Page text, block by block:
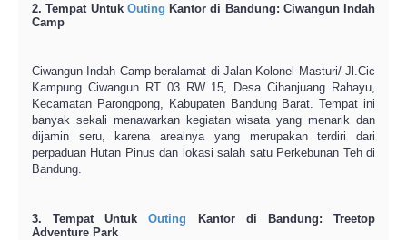
2. Tempat Untuk Outing Kantor di Bandung: Ciwangun Indah
Camp
Ciwangun Indah Camp beralamat di Jalan Kolonel Masturi/ Jl.Cic
Kampung Ciwangun RT 03 RW 15, Desa Cihanjuang Rahayu,
Kecamatan Parongpong, Kabupaten Bandung Barat. Tempat ini
banyak sekali menawarkan kegiatan wisata yang menarik dan
dijamin seru, karena arealnya yang merupakan terdiri dari
perpaduan Hutan Pinus dan lokasi salah satu Perkebunan Teh di
Bandung.
3. Tempat UntukOuting Kantor di Bandung: Treetop
Adventure Park